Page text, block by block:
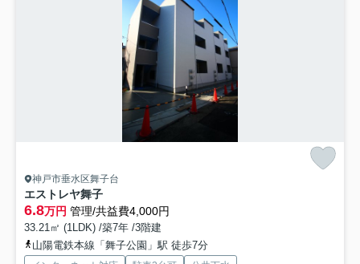
神戸市垂水区舞子台
エストレヤ舞子
6.8万円 管理/共益費4,000円
33.21㎡ (1LDK) /築7年 /3階建
山陽電鉄本線「舞子公園」駅 徒歩7分